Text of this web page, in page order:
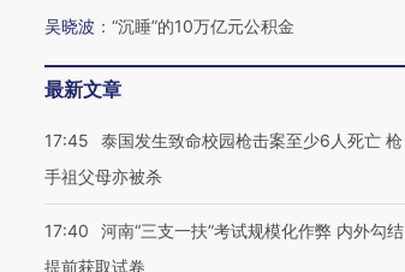
吴晓波 ： “沉睡”的10万亿元公积金
最新文章
17:45
泰国发生致命校园枪击案至少6人死亡 枪
手祖父母亦被杀
17:40
河南“三支一扶”考试规模化作弊 内外勾结
提前获取试卷